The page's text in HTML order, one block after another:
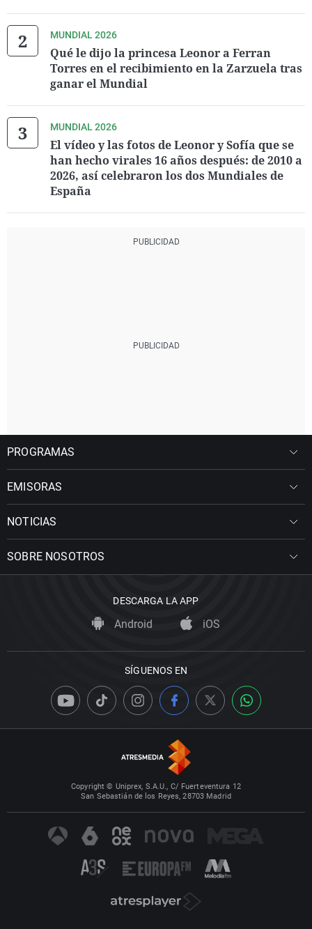
MUNDIAL 2026
Qué le dijo la princesa Leonor a Ferran
Torres en el recibimiento en la Zarzuela tras
ganar el Mundial
MUNDIAL 2026
El vídeo y las fotos de Leonor y Sofía que se
han hecho virales 16 años después: de 2010 a
2026, así celebraron los dos Mundiales de
España
PROGRAMAS
EMISORAS
NOTICIAS
SOBRE NOSOTROS
DESCARGA LA APP
Android iOS
SÍGUENOS EN
Copyright © Uniprex, S.A.U., C/ Fuerteventura 12
San Sebastián de los Reyes, 28703 Madrid